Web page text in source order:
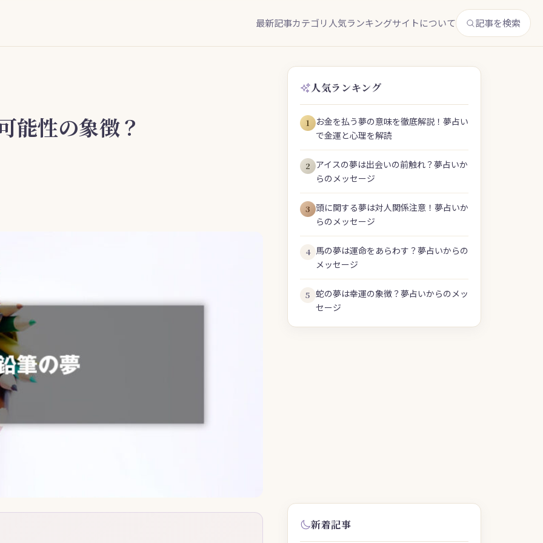
最新記事カテゴリ 人気ランキングサイトについて 記事を検索
能性の象徴？
人気ランキング
1
お金を払う夢の意味を徹底解説！夢占い
で金運と心理を解読
2 アイスの夢は出会いの前触れ？夢占いか
らのメッセージ
3 頭に関する夢は対人関係注意！夢占いか
らのメッセージ
4 馬の夢は運命をあらわす？夢占いからの
メッセージ
5 蛇の夢は幸運の象徴？夢占いからのメッ
セージ
新着記事